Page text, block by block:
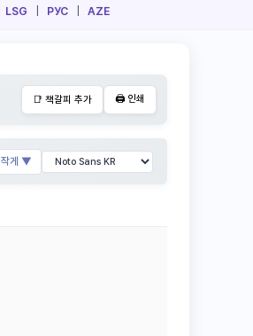
LSG РУС AZE
📑 책갈피 추가 🖨️ 인쇄
작게 ▼